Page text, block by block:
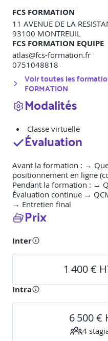
FCS FORMATION
11 AVENUE DE LA
93100 MONTREUIL
FCS FORMATION EQUIPE
atlas@fcs-formation.fr
0751048818
Voir toutes les
FORMATION
Modalités
Classe virtuelle
Évaluation
Avant la formation : →
positionnement en ligne
Pendant la formation : →
Évaluation continue →
→ Entretien final
Prix
Inter
1 400 €
Intra
6 500 €
4